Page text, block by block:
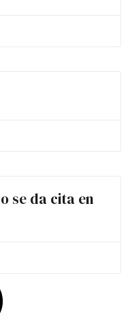
se da cita en